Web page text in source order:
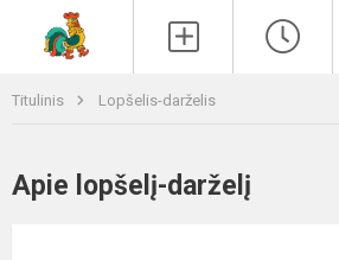
Titulinis Lopšelis-darželis
Apie lopšelį-darželį